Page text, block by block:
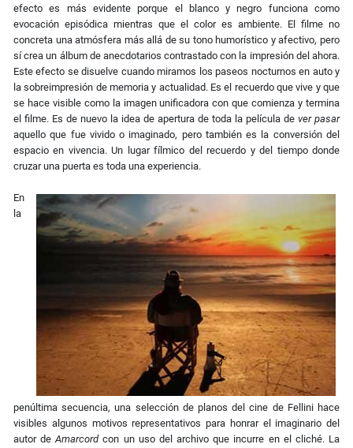
efecto es más evidente porque el blanco y negro funciona como
evocación episódica mientras que el color es ambiente. El filme no
concreta una atmósfera más allá de su tono humorístico y afectivo, pero
sí crea un álbum de anecdotarios contrastado con la impresión del ahora.
Este efecto se disuelve cuando miramos los paseos nocturnos en auto y
la sobreimpresión de memoria y actualidad. Es el recuerdo que vive y que
se hace visible como la imagen unificadora con que comienza y termina
el filme. Es de nuevo la idea de apertura de toda la película de ver pasar
aquello que fue vivido o imaginado, pero también es la conversión del
espacio en vivencia. Un lugar fílmico del recuerdo y del tiempo donde
cruzar una puerta es toda una experiencia.
En
la
penúltima secuencia, una selección de planos del cine de Fellini hace
visibles algunos motivos representativos para honrar el imaginario del
autor deAmarcordcon un uso del archivo que incurre en el cliché. La